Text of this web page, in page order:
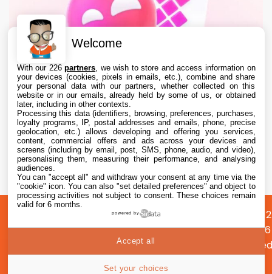
MacPaw et Liquid AI préparent une couche
d’IA locale pour les applications Mac
5 Aug. 2026 • 19:50
propos
Préférences
cookies
Confidentialité
©
2026
|
Welcome
With our 226partners , we wish to store and access information on
your devices (cookies, pixels in emails, etc.), combine and share
your personal data with our partners, whether collected on this
website or in our emails, already held by some of us, or obtained
later, including in other contexts.
Processing this data (identifiers, browsing, preferences, purchases,
loyalty programs, IP, postal addresses and emails, phone, precise
geolocation, etc.) allows developing and offering you services,
content, commercial offers and ads across your devices and
screens (including by email, post, SMS, phone, audio, and video),
personalising them, measuring their performance, and analysing
audiences.
You can "accept all" and withdraw your consent at any time via the
"cookie" icon. You can also "set detailed preferences" and object to
processing activities not subject to consent. These choices remain
valid for 6 months.
powered by
Set your choices
Accept all